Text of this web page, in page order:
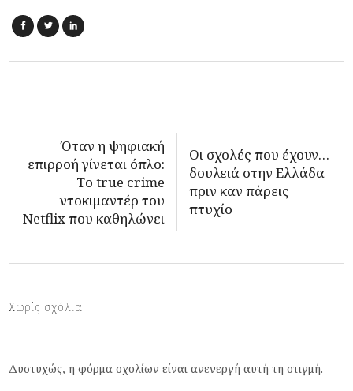
Όταν η ψηφιακή
επιρροή γίνεται όπλο:
Tο true crime
ντοκιμαντέρ του
Netflix που καθηλώνει
Οι σχολές που έχουν…
δουλειά στην Ελλάδα
πριν καν πάρεις
πτυχίο
Χωρίς σχόλια
Δυστυχώς, η φόρμα σχολίων είναι ανενεργή αυτή τη στιγμή.